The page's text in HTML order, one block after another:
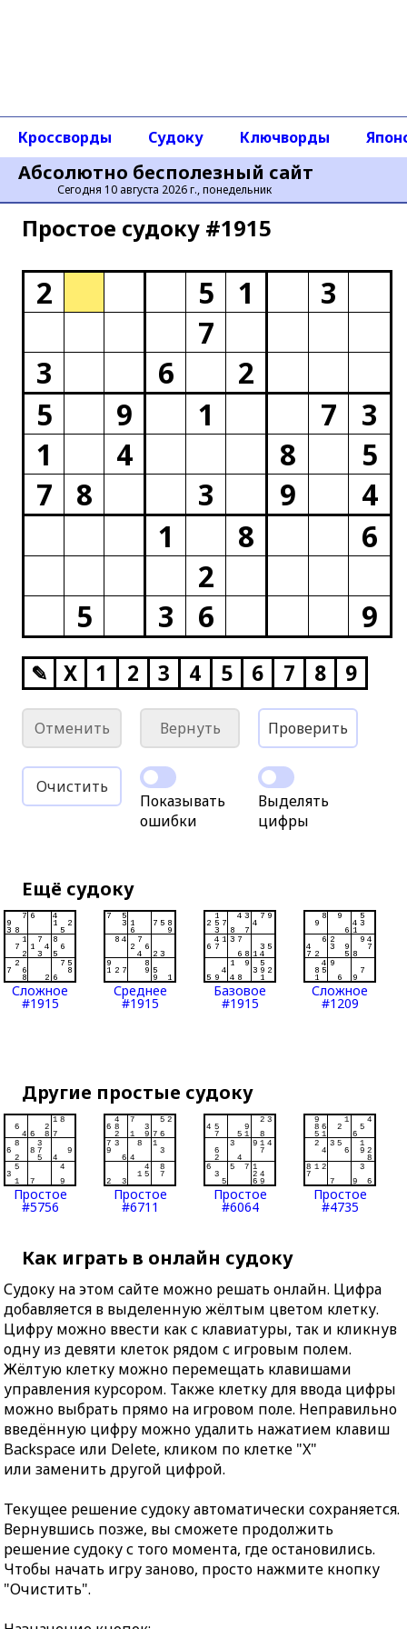
Абсолютно бесполезный сайт
Сегодня 10 августа 2026 г., понедельник
Кроссворды Судоку Ключворды
Простое cудоку #1915
2 5 1
3
7
3
6
2
5
9 1 7
3
1
4 8
5
7
8 3 9
4
1
8
6
2
5
3 6 9
✎ X 1 2 3 4 5 6 7 8 9
Отменить Вернуть Проверить
Очистить
Показывать
ошибки
Выделять
цифры
Ещё судоку
Сложное
#1915
Среднее
#1915
Базовое
#1915
Сложное
#1209
Другие простые судоку
Простое
#5756
Простое
#6711
Простое
#6064
Простое
#4735
Как играть в онлайн судоку
Судоку на этом сайте можно решать онлайн. Цифра
добавляется в выделенную жёлтым цветом клетку.
Цифру можно ввести как с клавиатуры, так и кликнув
одну из девяти клеток рядом с игровым полем.
Жёлтую клетку можно перемещать клавишами
управления курсором. Также клетку для ввода цифры
можно выбрать прямо на игровом поле. Неправильно
введённую цифру можно удалить нажатием клавиш
Backspace или Delete, кликом по клетке "X"
или заменить другой цифрой.
Текущее решение судоку автоматически сохраняется.
Вернувшись позже, вы сможете продолжить
решение судоку с того момента, где остановились.
Чтобы начать игру заново, просто нажмите кнопку
"Очистить".